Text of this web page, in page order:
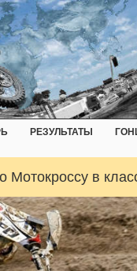
РЕЗУЛЬТАТЫ
Мотокроссу в